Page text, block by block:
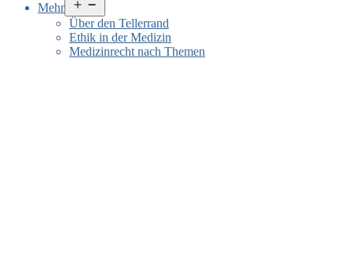
Mehr
öffnen
Über den Tellerrand
Ethik in der Medizin
Medizinrecht nach Themen